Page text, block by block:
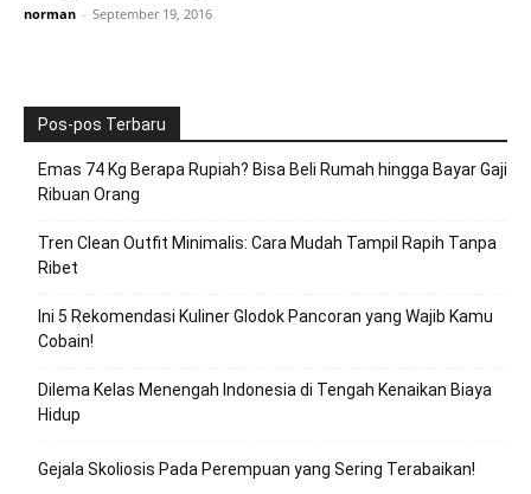
norman - September 19, 2016
Pos-pos Terbaru
Emas 74 Kg Berapa Rupiah? Bisa Beli Rumah hingga Bayar Gaji
Ribuan Orang
Tren Clean Outfit Minimalis: Cara Mudah Tampil Rapih Tanpa
Ribet
Ini 5 Rekomendasi Kuliner Glodok Pancoran yang Wajib Kamu
Cobain!
Dilema Kelas Menengah Indonesia di Tengah Kenaikan Biaya
Hidup
Gejala Skoliosis Pada Perempuan yang Sering Terabaikan!